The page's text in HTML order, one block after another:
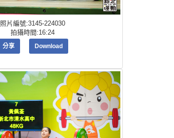
照片編號:3145-224030
拍攝時間:16:24
分享 Download